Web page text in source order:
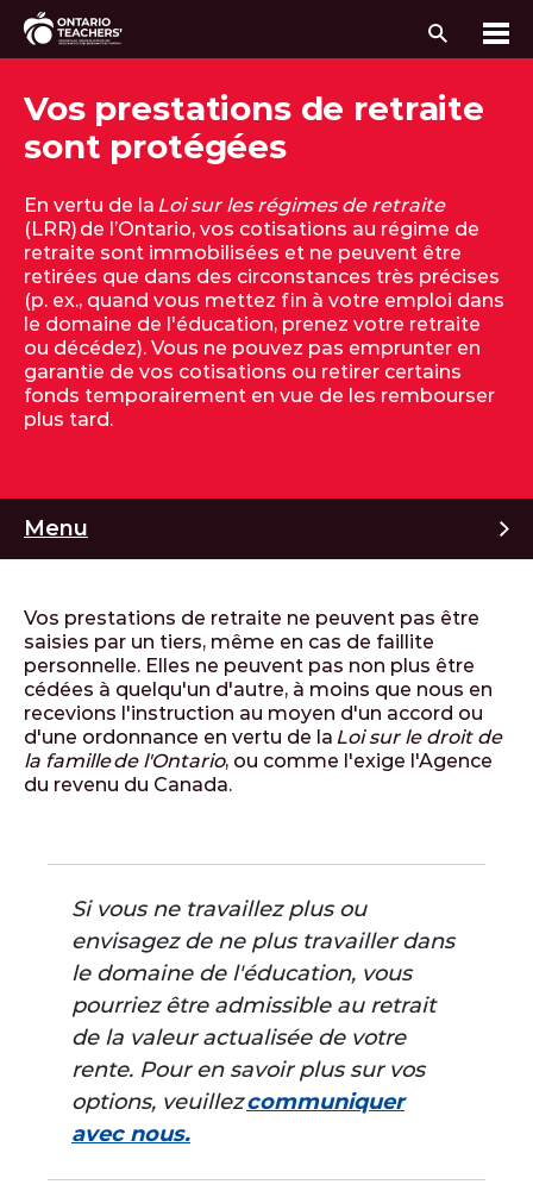
Vos prestations de retraite
sont protégées
En vertu de la Loi sur les régimes de retraite
(LRR) de l’Ontario, vos cotisations au régime de
retraite sont immobilisées et ne peuvent être
retirées que dans des circonstances très précises
(p. ex., quand vous mettez fin à votre emploi dans
le domaine de l'éducation, prenez votre retraite
ou décédez). Vous ne pouvez pas emprunter en
garantie de vos cotisations ou retirer certains
fonds temporairement en vue de les rembourser
plus tard.
Menu
Vos prestations de retraite ne peuvent pas être
saisies par un tiers, même en cas de faillite
personnelle. Elles ne peuvent pas non plus être
cédées à quelqu'un d'autre, à moins que nous en
recevions l'instruction au moyen d'un accord ou
d'une ordonnance en vertu de la Loi sur le droit de
la famille de l'Ontario, ou comme l'exige l'Agence
du revenu du Canada.
Si vous ne travaillez plus ou
envisagez de ne plus travailler dans
le domaine de l'éducation, vous
pourriez être admissible au retrait
de la valeur actualisée de votre
rente. Pour en savoir plus sur vos
options, veuillezcommuniquer
avec nous.